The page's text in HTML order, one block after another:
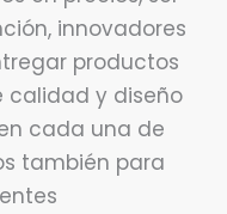
innovadores
productos
calidad y diseño
cada una de
también para